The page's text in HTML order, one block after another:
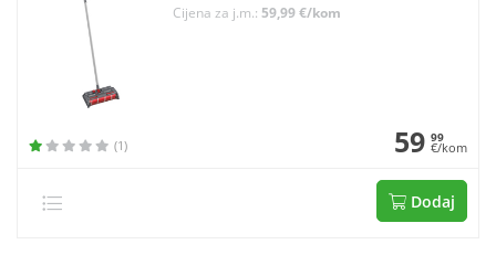
Cijena za j.m.: 59,99 €/kom
(1) 59 99
€/kom
Dodaj